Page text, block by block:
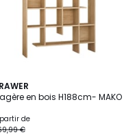
en bois H188cm- MAKO
de
€